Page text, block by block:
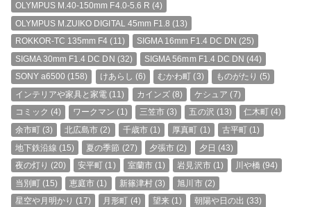
OLYMPUS M.40-150mm F4.0-5.6 R (4)
OLYMPUS M.ZUIKO DIGITAL 45mm F1.8 (13)
ROKKOR-TC 135mm F4 (11) SIGMA 16mm F1.4 DC DN (25)
SIGMA 30mm F1.4 DC DN (32) SIGMA 56mm F1.4 DC DN (44)
SONY a6500 (158) けあらし (6) むかわ町 (3) ものがたり (5)
インテリアや家具と家電 (11) カインズ(8) ケシュア (7)
コミック (4) ワークマン (1) 三笠市 (3) 五の沢 (13) 仁木町 (4)
余市町(3) 北広島市 (2) 千歳市(1) 厚真町 (1) 古平町 (1)
地下鉄沿線 (15) 夏の季節 (27) 夕張市 (2) 夕日 (43)
夜の灯り (20) 安平町 (1) 室蘭市(1) 岩見沢市(1) 川や橋 (94)
当別町(15) 恵庭市 (1) 新篠津村(3) 旭川市(2)
星空や月明かり (17) 月形町 (4) 望来 (1) 朝陽や日の出 (33)